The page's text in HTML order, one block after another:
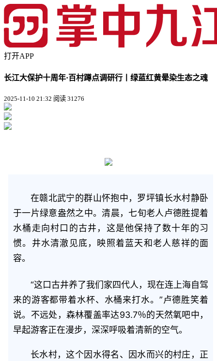
打开APP
长江大保护十周年·百村蹲点调研行丨绿蓝红黄晕染生态之魂
2025-11-10 21:32 阅读 31276
在赣北武宁的群山怀抱中，罗坪镇长水村静卧
于一片绿意盎然之中。清晨，七旬老人卢德胜提着
水桶走向村口的古井，这是他保持了数十年的习
惯。井水清澈见底，映照着蓝天和老人慈祥的面
容。
“这口古井养了我们家四代人，现在连上海自驾
来的游客都带着水杯、水桶来打水。”卢德胜笑着
说。不远处，森林覆盖率达93.7％的天然氧吧中，
早起游客正在漫步，深深呼吸着清新的空气。
长水村，这个因水得名、因水而兴的村庄，正